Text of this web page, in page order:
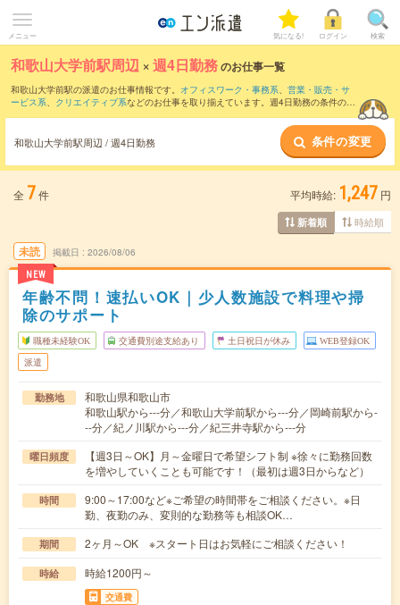
メニュー 気になる! ログイン 検索
和歌山大学前駅周辺 ×週4日勤務のお仕事一覧
和歌山大学前駅の派遣のお仕事情報です。 オフィスワーク・事務系、 営業・販売・サ
ービス系、 クリエイティブ系などのお仕事を取り揃えています。週4日勤務の条件の他
和歌山大学前駅周辺 / 週4日勤務 条件の変更
全 7件 平均時給: 1,247 円
新着順 時給順
未読
NEW
掲載日 2026/08/06
年齢不問！速払いOK｜少人数施設で料理や掃
除のサポート
職種未経験OK 交通費別途支給あり 土日祝日が休み WEB登録OK
派遣
勤務地
和歌山県和歌山市
和歌山駅から---分／和歌山大学前駅から---分／岡崎前駅から-
--分／紀ノ川駅から---分／紀三井寺駅から---分
曜日頻度
【週3日～OK】月～金曜日で希望シフト制 ※徐々に勤務回数
を増やしていくことも可能です！（最初は週3日からなど）
時間
9:00～17:00など※ご希望の時間帯をご相談ください。※日
勤、夜勤のみ、変則的な勤務等も相談OK…
期間 2ヶ月～OK ※スタート日はお気軽にご相談ください！
時給 時給1200円～
交通費